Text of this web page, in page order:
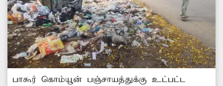
பாகூர் கொம்யூன் பஞ்சாயத்துக்கு உட்பட்ட